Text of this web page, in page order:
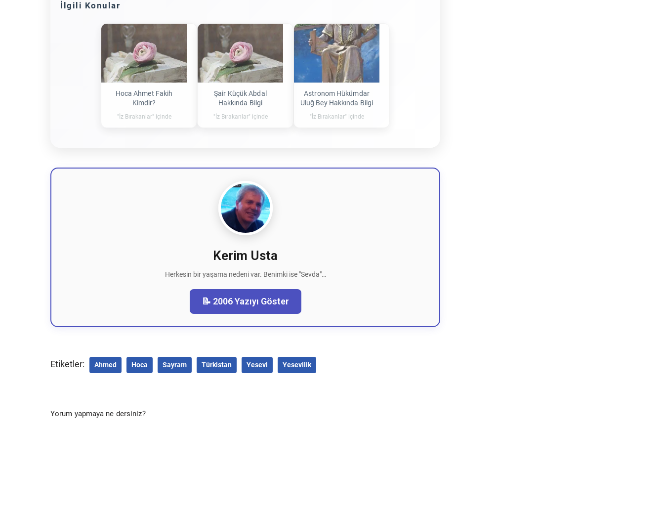
İlgili Konular
Hoca Ahmet Fakih
Kimdir?
"İz Bırakanlar" içinde
Şair Küçük Abdal
Hakkında Bilgi
"İz Bırakanlar" içinde
Astronom Hükümdar
Uluğ Bey Hakkında Bilgi
"İz Bırakanlar" içinde
Kerim Usta
Herkesin bir yaşama nedeni var. Benimki ise "Sevda"…
📝 2006 Yazıyı Göster
Etiketler: Ahmed Hoca Sayram Türkistan Yesevi Yesevilik
Yorum yapmaya ne dersiniz?